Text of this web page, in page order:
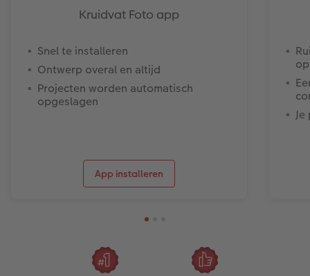
Kruidvat Foto app
Snel te installeren
Ontwerp overal en altijd
Projecten worden automatisch
opgeslagen
App installeren